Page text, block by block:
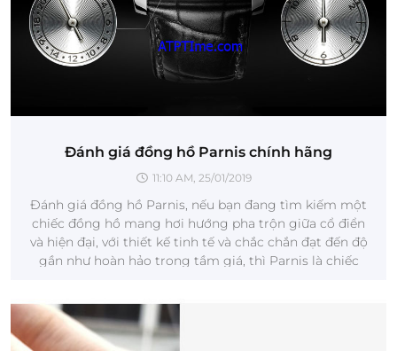
Đánh giá đồng hồ Parnis chính hãng
11:10 AM, 25/01/2019
Đánh giá đồng hồ Parnis, nếu bạn đang tìm kiếm một
chiếc đồng hồ mang hơi hướng pha trộn giữa cổ điển
và hiện đại, với thiết kế tinh tế và chắc chắn đạt đến độ
gần như hoàn hảo trong tầm giá, thì Parnis là chiếc